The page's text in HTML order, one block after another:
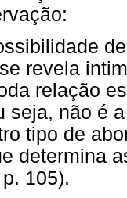
revela
relação
seja, não é
tipo de
determina
105).